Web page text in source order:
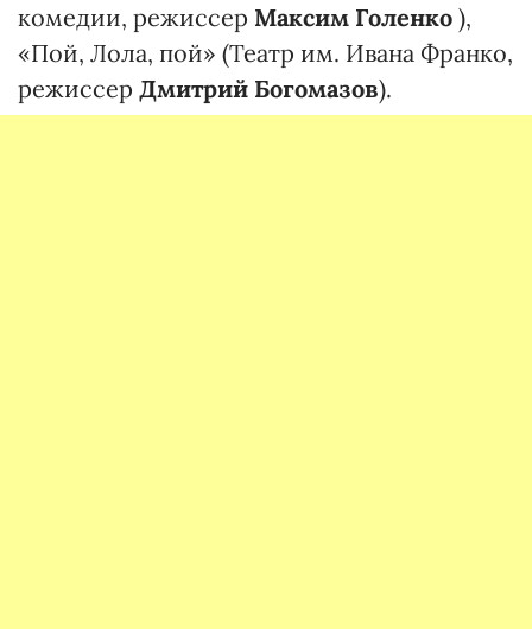
комедии, режиссер Максим Голенко ),
«Пой, Лола, пой» (Театр им. Ивана Франко,
режиссер Дмитрий Богомазов).